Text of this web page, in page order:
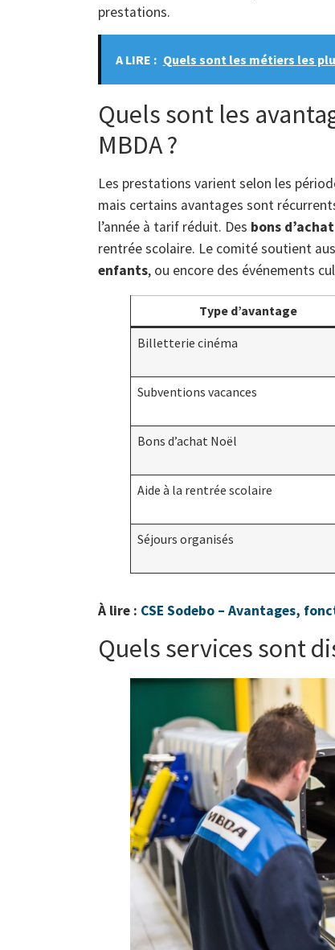
prestations.
A LIRE : Quels sont les métiers les
Quels sont les
MBDA ?
Les prestations varient selon les
mais certains avantages sont
l’année à tarif réduit. Des bons d’achat
rentrée scolaire. Le comité soutient
enfants, ou encore des événements
Type d’avantage
Billetterie cinéma
Subventions vacances
Bons d’achat Noël
Aide à la rentrée scolaire
Séjours organisés
À lire : CSE Sodebo – Avantages,
Quels services sont